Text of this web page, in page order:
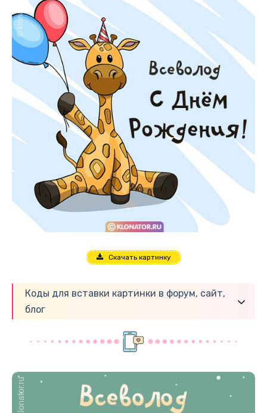
Скачать картинку
Коды для вставки картинки в форум, сайт,
блог